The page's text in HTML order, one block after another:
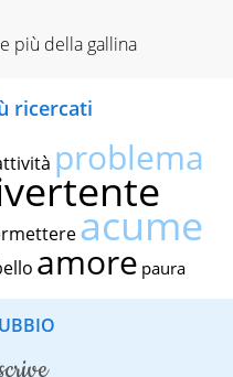
più della gallina
ricercati
problema
acume
amore paura